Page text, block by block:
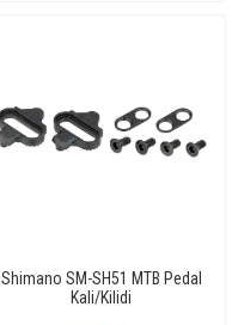
Shimano SM-SH51 MTB Pedal
Kali/Kilidi